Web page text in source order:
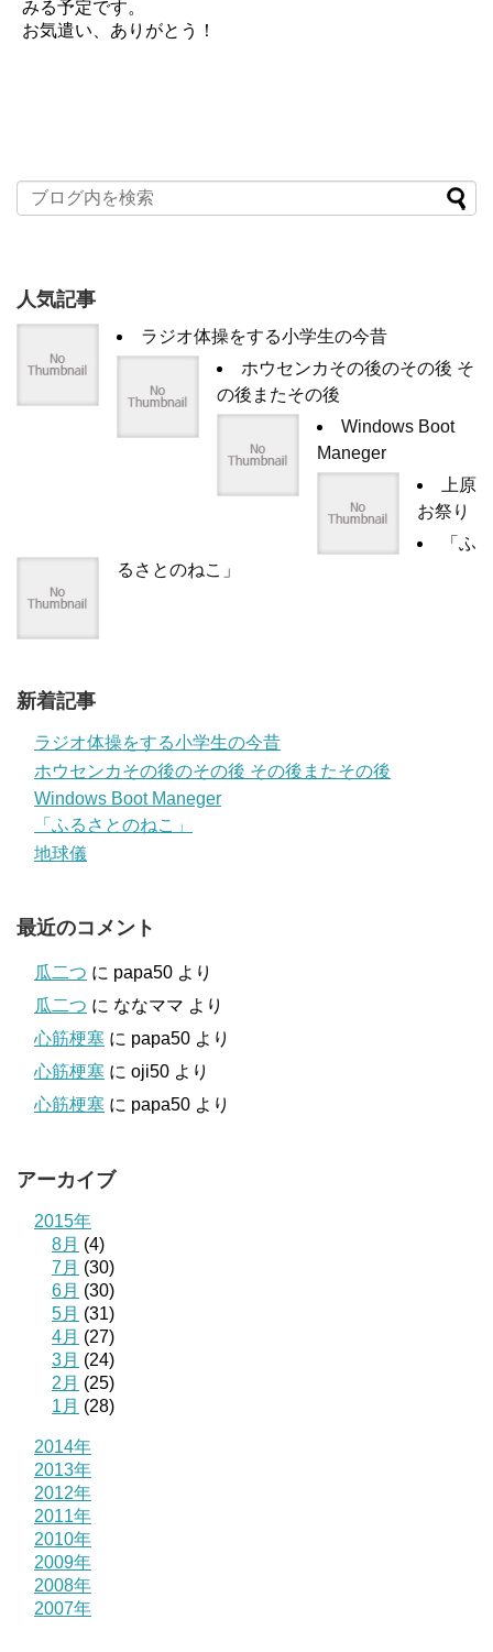
みる予定です。
お気遣い、ありがとう！
人気記事
ラジオ体操をする小学生の今昔
ホウセンカその後のその後 そ
の後またその後
Windows Boot
Maneger
上原
お祭り
「ふ
るさとのねこ」
新着記事
ラジオ体操をする小学生の今昔
ホウセンカその後のその後 その後またその後
Windows Boot Maneger
「ふるさとのねこ」
地球儀
最近のコメント
瓜二つ に papa50 より
瓜二つ に ななママ より
心筋梗塞 に papa50 より
心筋梗塞 に oji50 より
心筋梗塞 に papa50 より
アーカイブ
2015年
8月 (4)
7月 (30)
6月 (30)
5月 (31)
4月 (27)
3月 (24)
2月 (25)
1月 (28)
2014年
2013年
2012年
2011年
2010年
2009年
2008年
2007年